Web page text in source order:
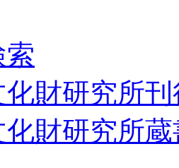
化財研究所
財研究所